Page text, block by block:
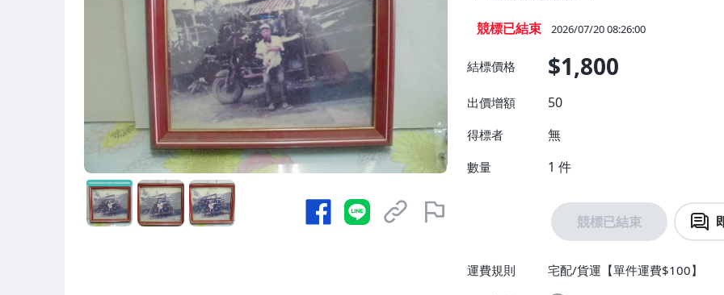
競標已結束 2026/07/20 08:26:00
結標價格 $1,800
出價增額 50
得標者 無
數量 1 件
競標已結束
運費規則
宅配/貨運【單件運費$100】
手機、配件與通訊
相機、攝影與周邊
運動、戶外與休閒
居家、家具與園藝
玩具、模型與公仔
男性精品與服飾
偶像、球員卡與郵幣